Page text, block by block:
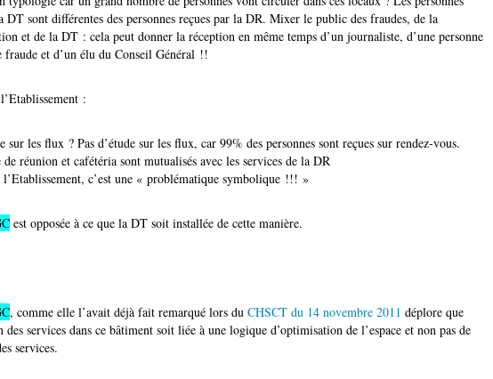
DT sont différentes des personnes reçues par la DR. Mixer le public des fraudes, de la
et de la DT : cela peut donner la réception en même temps d’un journaliste, d’une personne
fraude et d’un élu du Conseil Général !!
:
sur les flux ? Pas d’étude sur les flux, car 99% des personnes sont reçues sur rendez-vous.
de réunion et cafétéria sont mutualisés avec les services de la DR
l’Etablissement, c’est une « problématique symbolique !!! »
est opposée à ce que la DT soit installée de cette manière.
, comme elle l’avait déjà fait remarqué lors du CHSCT du 14 novembre 2011 déplore que
des services dans ce bâtiment soit liée à une logique d’optimisation de l’espace et non pas de
services.